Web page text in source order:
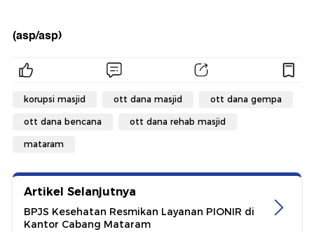
(asp/asp)
korupsi masjid ott dana masjid ott dana gempa
ott dana bencana ott dana rehab masjid
mataram
Artikel Selanjutnya
BPJS Kesehatan Resmikan Layanan PIONIR di
Kantor Cabang Mataram